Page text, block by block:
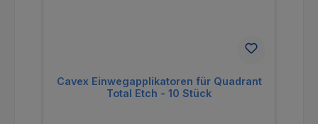
Cavex Einwegapplikatoren für Quadrant
Total Etch - 10 Stück